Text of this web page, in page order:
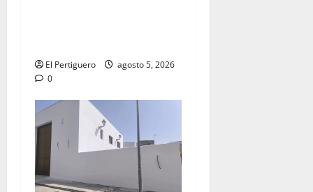
El Pertiguero
agosto 5, 2026
0